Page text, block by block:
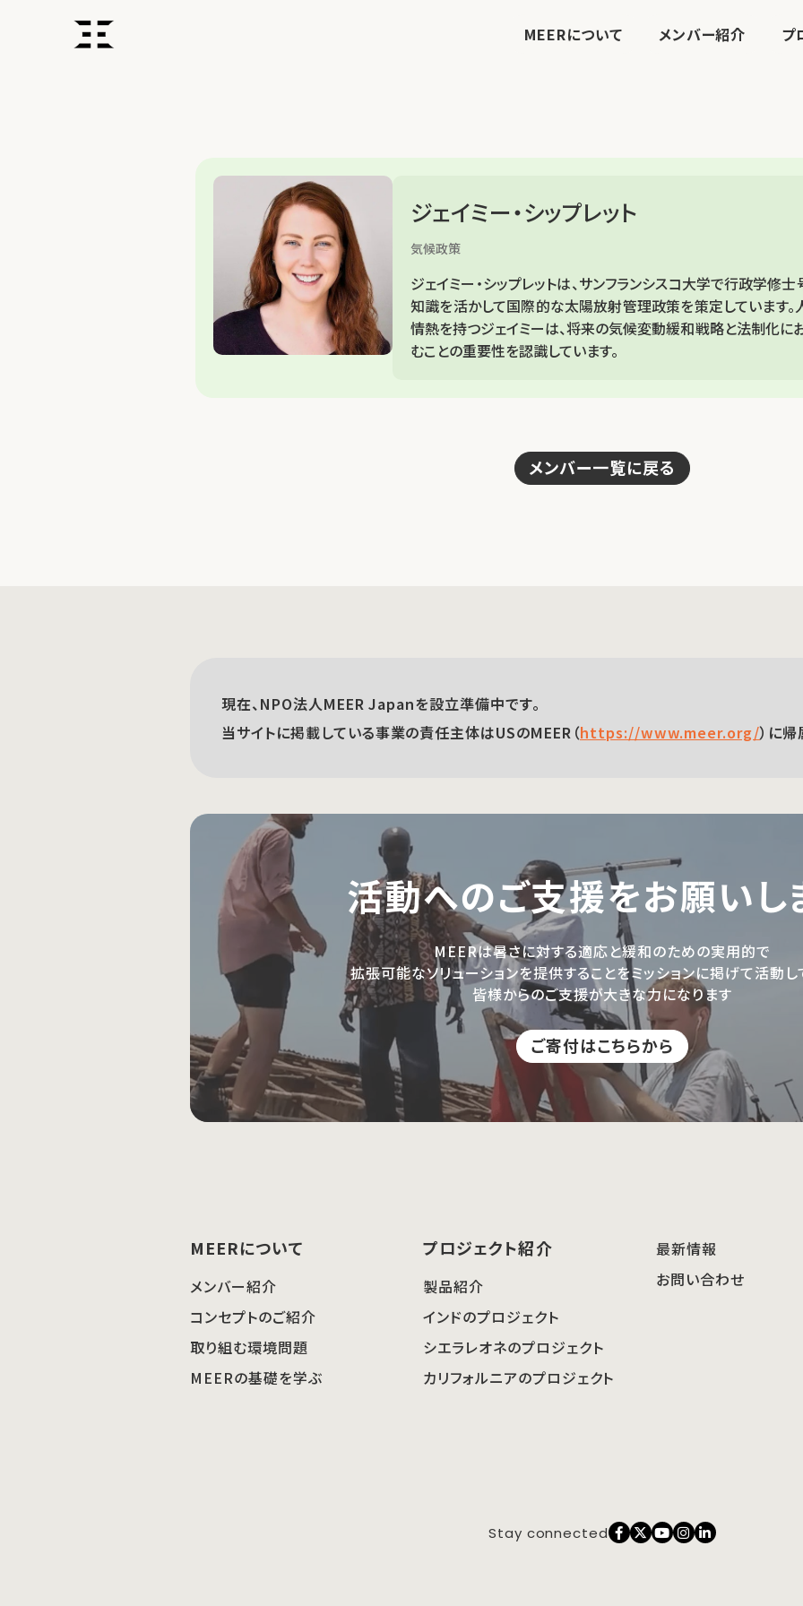
MEERについて メンバー紹介 プ
ジェイミー・シップレット
気候政策
ジェイミー・シップレットは、サンフランシスコ大学で行政学修
知識を活かして国際的な太陽放射管理政策を策定しています。
情熱を持つジェイミーは、将来の気候変動緩和戦略と法制化に
むことの重要性を認識しています。
メンバー一覧に戻る
現在、NPO法人MEER Japanを設立準備中です。
当サイトに掲載している事業の責任主体はUSのMEER（https://www.meer.org/）に帰
活動へのご支援をお願いし
MEERは暑さに対する適応と緩和のための実用的で
拡張可能なソリューションを提供することをミッションに掲げて活動し
皆様からのご支援が大きな力になります
ご寄付はこちらから
MEERについて
メンバー紹介
コンセプトのご紹介
取り組む環境問題
MEERの基礎を学ぶ
プロジェクト紹介
製品紹介
インドのプロジェクト
シエラレオネのプロジェクト
カリフォルニアのプロジェクト
最新情報
お問い合わせ
Stay connected